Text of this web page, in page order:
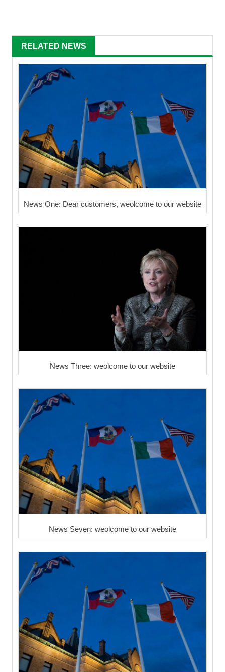
RELATED NEWS
News One: Dear customers, weolcome to our website
News Three: weolcome to our website
News Seven: weolcome to our website